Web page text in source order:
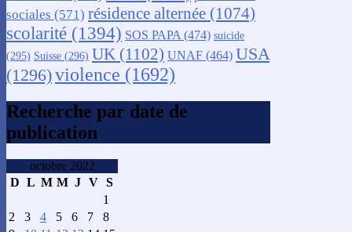
sociales (571) résidence alternée (1074)
scolarité (1394) SOS PAPA(474) suicide
(295) Suisse (296) UK (1102) UNAF (464) USA
(1296)violence (1692)
Recherche par date de
publication
octobre 2022
D L M M J V S
1
2
3 4 5 6 7
8